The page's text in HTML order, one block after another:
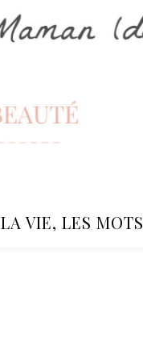
LA VIE, LES MOTS